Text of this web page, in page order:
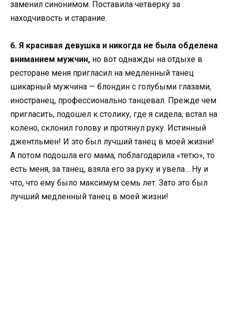
заменил синонимом. Поставила четверку за
находчивость и старание.
6. Я красивая девушка и никогда не была обделена
вниманием мужчин, но вот однажды на отдыхе в
ресторане меня пригласил на медленный танец
шикарный мужчина — блондин с голубыми глазами,
иностранец, профессионально танцевал. Прежде чем
пригласить, подошел к столику, где я сидела, встал на
колено, склонил голову и протянул руку. Истинный
джентльмен! И это был лучший танец в моей жизни!
А потом подошла его мама, поблагодарила «тетю», то
есть меня, за танец, взяла его за руку и увела… Ну и
что, что ему было максимум семь лет. Зато это был
лучший медленный танец в моей жизни!